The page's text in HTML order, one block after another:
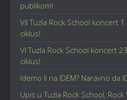
publikom!
VII Tuzla Rock School koncert
ciklus!
VI Tuzla Rock School koncert
ciklus!
Idemo li na IDEM? Naravno da
Upis u Tuzla Rock School,